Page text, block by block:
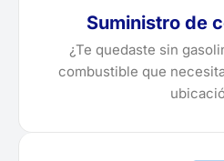
Suministro de
¿Te quedaste sin
combustible que